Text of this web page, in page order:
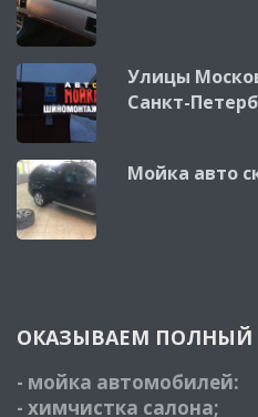
Улицы
Санкт-
Мойка авто
ОКАЗЫВАЕМ ПОЛНЫЙ
- мойка автомобилей:
- химчистка салона;